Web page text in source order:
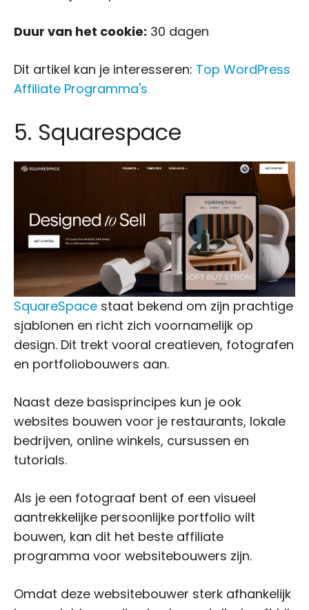
Duur van het cookie: 30 dagen
Dit artikel kan je interesseren: Top WordPress
Affiliate Programma's
5. Squarespace
SquareSpace staat bekend om zijn prachtige
sjablonen en richt zich voornamelijk op
design. Dit trekt vooral creatieven, fotografen
en portfoliobouwers aan.
Naast deze basisprincipes kun je ook
websites bouwen voor je restaurants, lokale
bedrijven, online winkels, cursussen en
tutorials.
Als je een fotograaf bent of een visueel
aantrekkelijke persoonlijke portfolio wilt
bouwen, kan dit het beste affiliate
programma voor websitebouwers zijn.
Omdat deze websitebouwer sterk afhankelijk